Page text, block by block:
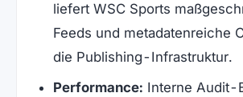
liefert WSC Sports
Feeds und metadatenreiche
die Publishing-Infrastruktur.
Performance: Interne Audit-